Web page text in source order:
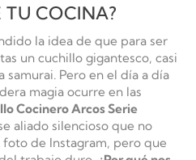
TU COCINA?
la idea de que para ser
un cuchillo gigantesco, casi
samurai. Pero en el día a día
magia ocurre en las
Cocinero Arcos Serie
aliado silencioso que no
de Instagram, pero que